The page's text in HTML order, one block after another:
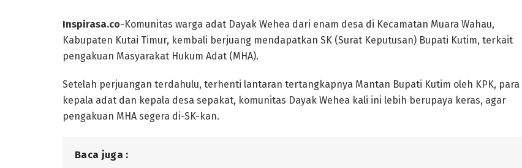
Inspirasa.co-Komunitas warga adat Dayak Wehea dari enam desa di Kecamatan Muara Wahau,
Kabupaten Kutai Timur, kembali berjuang mendapatkan SK (Surat Keputusan) Bupati Kutim, terkait
pengakuan Masyarakat Hukum Adat (MHA).
Setelah perjuangan terdahulu, terhenti lantaran tertangkapnya Mantan Bupati Kutim oleh KPK, para
kepala adat dan kepala desa sepakat, komunitas Dayak Wehea kali ini lebih berupaya keras, agar
pengakuan MHA segera di-SK-kan.
Baca juga :